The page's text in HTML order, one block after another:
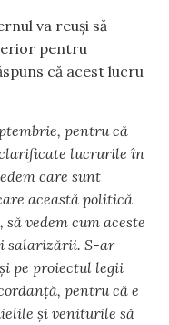
va reuși să
pentru
că acest lucru
pentru că
lucrurile în
care sunt
această politică
vedem cum aceste
salarizării. S-ar
pe proiectul legii
pentru că e
și veniturile să